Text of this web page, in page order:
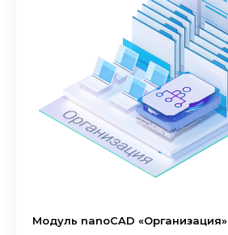
Модуль nanoCAD «Организация»